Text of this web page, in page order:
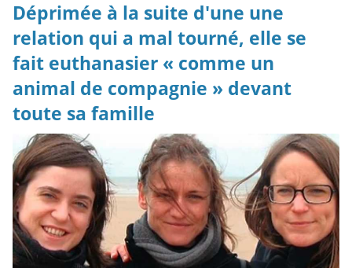
Déprimée à la suite d'une une
relation qui a mal tourné, elle se
fait euthanasier « comme un
animal de compagnie » devant
toute sa famille